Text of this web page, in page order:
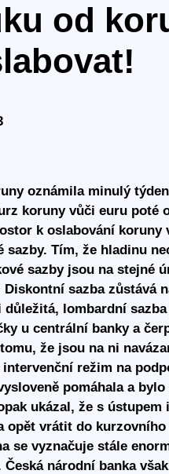
od
oznámila minulý
koruny vůči euru poté
k oslabování koruny
Tím, že hladinu
sazby jsou na stejné
sazba zůstává
lombardní
u centrální banky a
že jsou na ni
režim na
pomáhala a
ukázal, že s
vrátit do
se vyznačuje stále
národní banka